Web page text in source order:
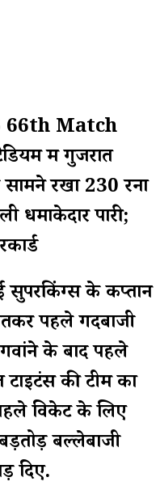
66th Match
में गुजरात
रखा 230 रनों
धमाकेदार पारी;
सुपरकिंग्स के कप्तान
पहले गेंदबाजी
के बाद पहले
की टीम का
विकेट के लिए
बल्लेबाजी
दिए.